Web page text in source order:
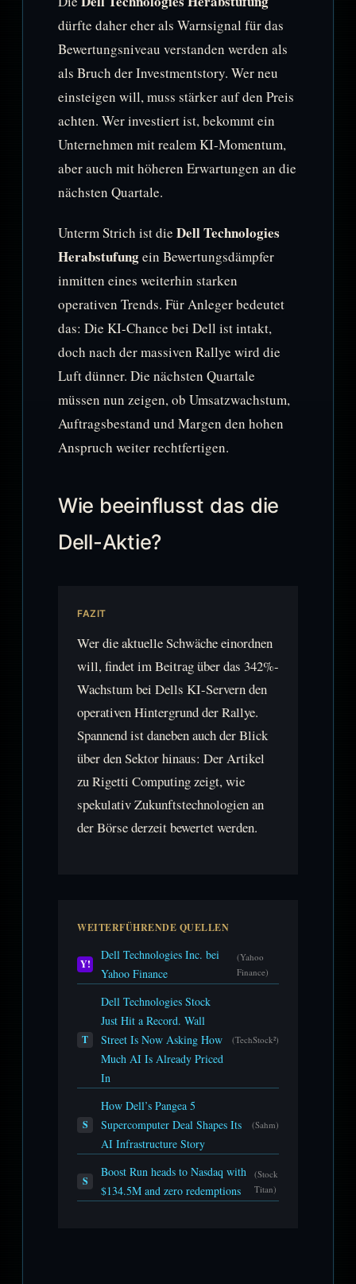
dürfte daher eher als Warnsignal für das
Bewertungsniveau verstanden werden als
als Bruch der Investmentstory. Wer neu
einsteigen will, muss stärker auf den Preis
achten. Wer investiert ist, bekommt ein
Unternehmen mit realem KI-Momentum,
aber auch mit höheren Erwartungen an die
nächsten Quartale.
Unterm Strich ist die Dell Technologies
Herabstufungein Bewertungsdämpfer
inmitten eines weiterhin starken
operativen Trends. Für Anleger bedeutet
das: Die KI-Chance bei Dell ist intakt,
doch nach der massiven Rallye wird die
Luft dünner. Die nächsten Quartale
müssen nun zeigen, ob Umsatzwachstum,
Auftragsbestand und Margen den hohen
Anspruch weiter rechtfertigen.
Wie beeinflusst das die
Dell-Aktie?
FAZIT
Wer die aktuelle Schwäche einordnen
will, findet im Beitrag über das 342%-
Wachstum bei Dells KI-Servern den
operativen Hintergrund der Rallye.
Spannend ist daneben auch der Blick
über den Sektor hinaus: Der Artikel
zu Rigetti Computing zeigt, wie
spekulativ Zukunftstechnologien an
der Börse derzeit bewertet werden.
WEITERFÜHRENDE QUELLEN
Y!
Dell Technologies Inc. bei
Yahoo Finance
(Yahoo
Finance)
T
Dell Technologies Stock
Just Hit a Record. Wall
Street Is Now Asking How
Much AI Is Already Priced
In
(TechStock²)
S
How Dell’s Pangea 5
Supercomputer Deal Shapes Its
AI Infrastructure Story
(Sahm)
S
Boost Run heads to Nasdaq with
$134.5M and zero redemptions
(Stock
Titan)